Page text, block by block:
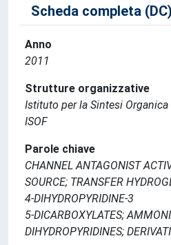
Scheda completa (DC)
Anno
2011
Strutture organizzative
Istituto per la Sintesi
ISOF
Parole chiave
CHANNEL ANTAGONIST
SOURCE; TRANSFER
4-DIHYDROPYRIDINE-3
5-DICARBOXYLATES;
DIHYDROPYRIDINES;